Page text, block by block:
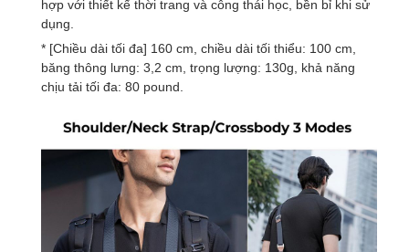
hợp với thiết kế thời trang và công thái học, bền bỉ khi sử
dụng.
* [Chiều dài tối đa] 160 cm, chiều dài tối thiểu: 100 cm,
băng thông lưng: 3,2 cm, trọng lượng: 130g, khả năng
chịu tải tối đa: 80 pound.